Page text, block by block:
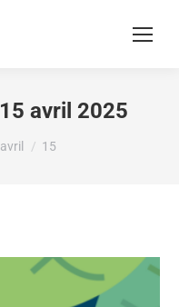
15 avril 2025
avril 15